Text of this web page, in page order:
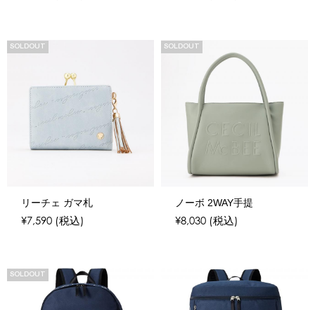
SOLDOUT
リーチェ ガマ札
¥7,590 (税込)
SOLDOUT
ノーボ 2WAY手提
¥8,030 (税込)
SOLDOUT